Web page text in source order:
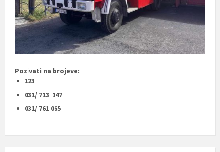
Pozivati na brojeve:
123
031/ 713 147
031/ 761 065